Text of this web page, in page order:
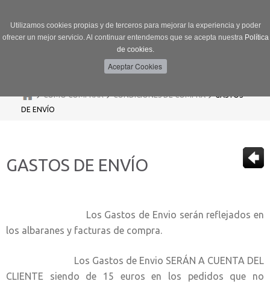
Utilizamos cookies propias y de terceros para mejorar la experiencia y poder
ofrecer un mejor servicio. Al continuar entendemos que se acepta nuestra Política
de cookies.
>CÓMO COMPRAR>CONDICIONES DE COMPRA>GASTOS
DE ENVÍO
GASTOS DE ENVÍO
Los Gastos de Envio serán reflejados en
los albaranes y facturas de compra.
Los Gastos de Envio SERÁN A CUENTA DEL
CLIENTE siendo de 15 euros en los pedidos que no